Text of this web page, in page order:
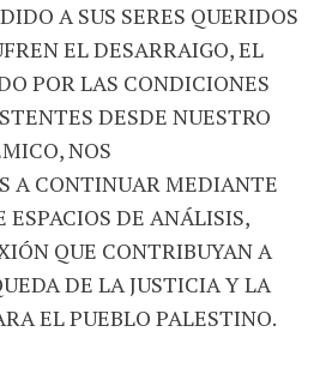
A SUS SERES QUERIDOS
EL DESARRAIGO, EL
POR LAS CONDICIONES
DESDE NUESTRO
NOS
A CONTINUAR MEDIANTE
ESPACIOS DE ANÁLISIS,
QUE CONTRIBUYAN A
DE LA JUSTICIA Y LA
EL PUEBLO PALESTINO.